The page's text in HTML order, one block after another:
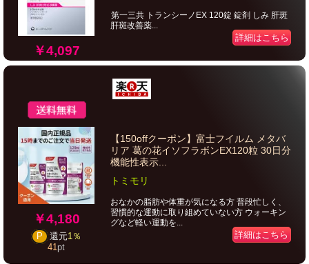
￥4,097
第一三共 トランシーノEX 120錠 錠剤 しみ 肝斑
肝斑改善薬...
詳細はこちら
￥4,180
P 還元1％
41pt
【150offクーポン】富士フイルム メタバ
リア 葛の花イソフラボンEX120粒 30日分
機能性表示...
トミモリ
おなかの脂肪や体重が気になる方 普段忙しく、
習慣的な運動に取り組めていない方 ウォーキン
グなど軽い運動を...
詳細はこちら